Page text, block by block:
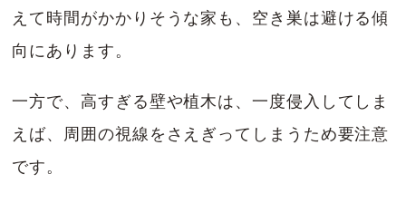
えて時間がかかりそうな家も、空き巣は避ける傾
向にあります。
一方で、高すぎる壁や植木は、一度侵入してしま
えば、周囲の視線をさえぎってしまうため要注意
です。